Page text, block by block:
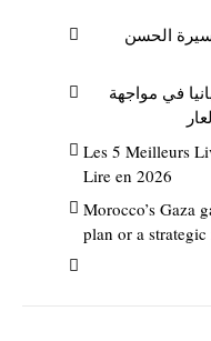
سيرة الحسن
وإسبانيا في مواجهة
Les 5 Meilleurs
Lire en 2026
Morocco’s Gaza
plan or a